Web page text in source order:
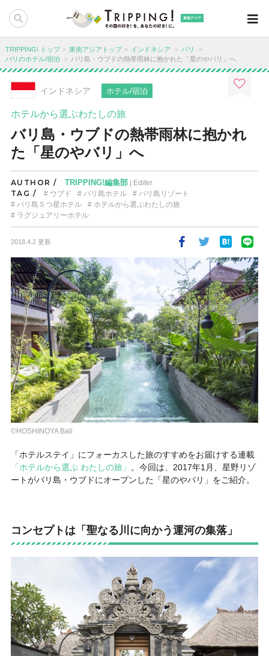
東南アジア
TRIPPING! トップ 東南アジアトップ インドネシア
バリ
バリのホテル/宿泊
バリ島・ウブドの熱帯雨林に抱かれた「星のやバリ」へ
インドネシア ホテル/宿泊
ホテルから選ぶわたしの旅
バリ島・ウブドの熱帯雨林に抱かれ
た「星のやバリ」へ
AUTHOR / TRIPPING!編集部| Editer
TAG / ウブド バリ島ホテル
バリ島リゾート
バリ島５つ星ホテル
ホテルから選ぶわたしの旅
ラグジュアリーホテル
2018.4.2 更新
©HOSHINOYA Bali
「ホテルステイ」にフォーカスした旅のすすめをお届けする連載
「ホテルから選ぶ わたしの旅」
。今回は、2017年1月、星野リゾ
ートがバリ島・ウブドにオープンした 「星のやバリ」 をご紹介。
コンセプトは「聖なる川に向かう運河の集落」